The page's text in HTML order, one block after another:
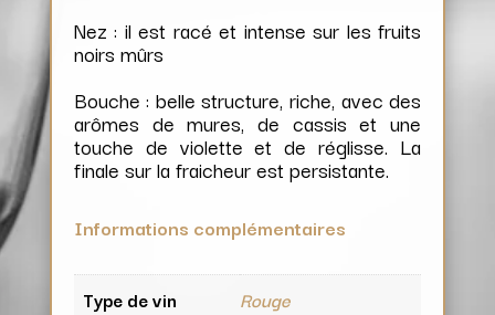
Nez : il est racé et intense sur les fruits
noirs mûrs
Bouche : belle structure, riche, avec des
arômes de mures, de cassis et une
touche de violette et de réglisse. La
finale sur la fraicheur est persistante.
Informations complémentaires
Type de vin
Rouge